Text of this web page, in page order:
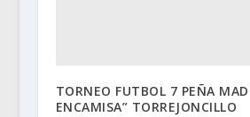
TORNEO FUTBOL 7 PEÑA
ENCAMISA” TORREJONCILLO